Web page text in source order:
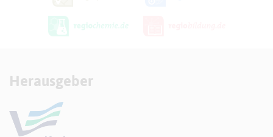
Herausgeber